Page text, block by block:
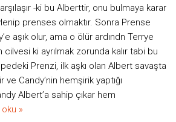
-ki bu Alberttir, onu bulmaya karar
prenses olmaktır. Sonra Prense
aşık olur, ama o ölür ardındn Terrye
cilvesi ki ayrılmak zorunda kalır tabi bu
Prenzi, ilk aşkı olan Albert savaşta
ve Candy’nin hemşirik yaptığı
Albert’a sahip çıkar hem
oku »